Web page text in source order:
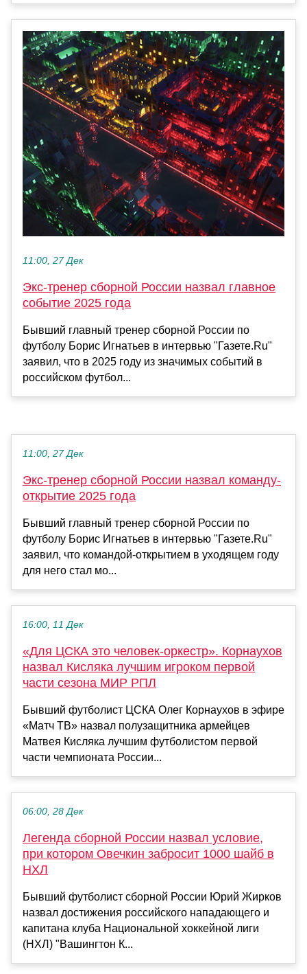
11:00, 27 Дек
Экс-тренер сборной России назвал главное
событие 2025 года
Бывший главный тренер сборной России по
футболу Борис Игнатьев в интервью "Газете.Ru"
заявил, что в 2025 году из значимых событий в
российском футбол...
11:00, 27 Дек
Экс-тренер сборной России назвал команду-
открытие 2025 года
Бывший главный тренер сборной России по
футболу Борис Игнатьев в интервью "Газете.Ru"
заявил, что командой-открытием в уходящем году
для него стал мо...
16:00, 11 Дек
«Для ЦСКА это человек‑оркестр». Корнаухов
назвал Кисляка лучшим игроком первой
части сезона МИР РПЛ
Бывший футболист ЦСКА Олег Корнаухов в эфире
«Матч ТВ» назвал полузащитника армейцев
Матвея Кисляка лучшим футболистом первой
части чемпионата России...
06:00, 28 Дек
Легенда сборной России назвал условие,
при котором Овечкин забросит 1000 шайб в
НХЛ
Бывший футболист сборной России Юрий Жирков
назвал достижения российского нападающего и
капитана клуба Национальной хоккейной лиги
(НХЛ) "Вашингтон К...